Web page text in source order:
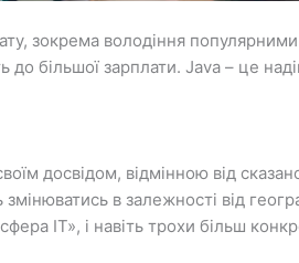
зокрема володіння
до більшої зарплати. Java – це
досвідом, відмінною від
в залежності від
IT», і навіть трохи більш